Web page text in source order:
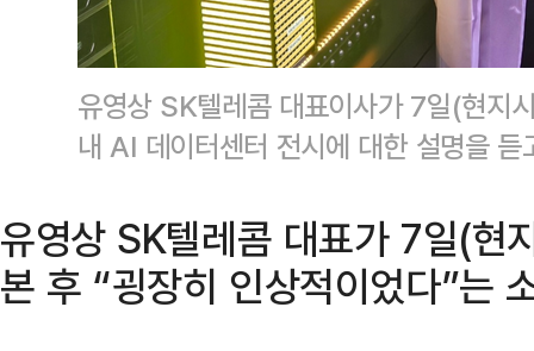
유영상 SK텔레콤 대표이사가 7일(현
내 AI 데이터센터 전시에 대한 설명을
유영상 SK텔레콤 대표가 7일(현
본 후 “굉장히 인상적이었다”는